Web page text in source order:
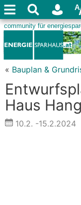
« Bauplan &
Haus
10.2. -15.2.2024